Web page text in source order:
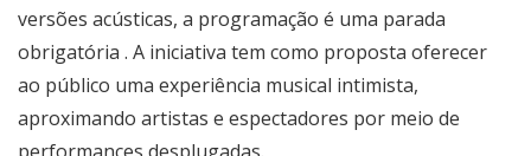
versões acústicas, a programação é uma parada
obrigatória . A iniciativa tem como proposta oferecer
ao público uma experiência musical intimista,
aproximando artistas e espectadores por meio de
performances desplugadas.